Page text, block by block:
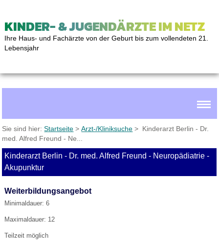
KINDER- & JUGENDÄRZTE IM NETZ
Ihre Haus- und Fachärzte von der Geburt bis zum vollendeten 21.
Lebensjahr
Sie sind hier:Startseite >Arzt-/Kliniksuche > Kinderarzt Berlin - Dr.
med. Alfred Freund - Ne...
Kinderarzt Berlin - Dr. med. Alfred Freund - Neuropädiatrie -
Akupunktur
Weiterbildungsangebot
Minimaldauer: 6
Maximaldauer: 12
Teilzeit möglich